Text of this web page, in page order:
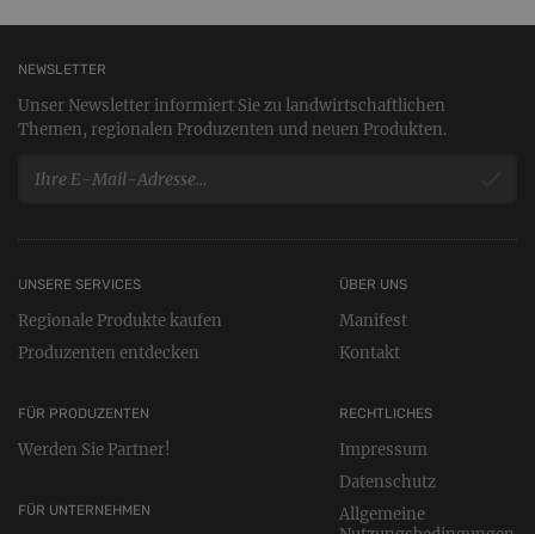
NEWSLETTER
Unser Newsletter informiert Sie zu landwirtschaftlichen
Themen, regionalen Produzenten und neuen Produkten.
UNSERE SERVICES
Regionale Produkte kaufen
Produzenten entdecken
FÜR PRODUZENTEN
Werden Sie Partner!
FÜR UNTERNEHMEN
RECHTLICHES
Impressum
Datenschutz
Allgemeine
ÜBER UNS
Manifest
Kontakt